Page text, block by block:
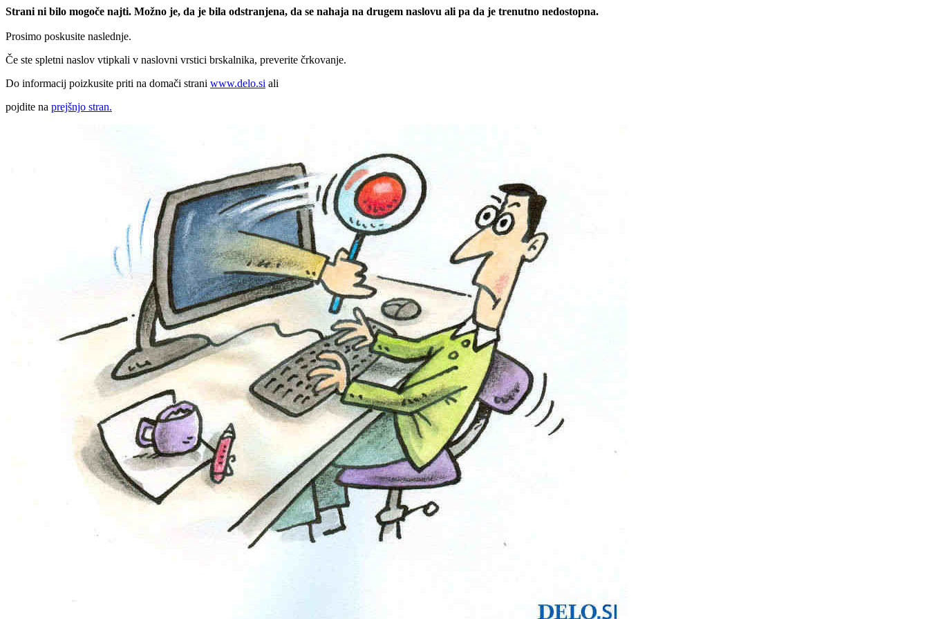
Strani ni bilo mogoče najti. Možno je, da je bila odstranjena, da se nahaja na drugem naslovu ali pa da je trenutno nedostopna.
Prosimo poskusite naslednje.
Če ste spletni naslov vtipkali v naslovni vrstici brskalnika, preverite črkovanje.
Do informacij poizkusite priti na domači strani www.delo.si ali
pojdite na prejšnjo stran.